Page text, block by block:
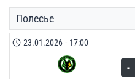
Полесье
23.01.2026 - 17:00
-